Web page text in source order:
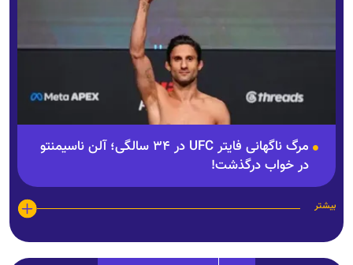
مرگ ناگهانی فایتر UFC در ۳۴ سالگی؛ آلن ناسیمنتو
در خواب درگذشت!
بیشتر